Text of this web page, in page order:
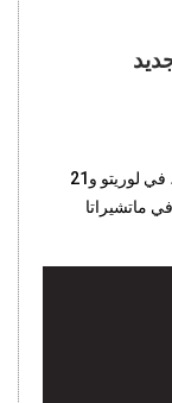
19 حزيران/يونيو 2026، الساعة 8:00 مساءً، في لوريتو و21